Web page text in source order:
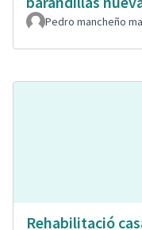
Pedro mancheño
Rehabilitació